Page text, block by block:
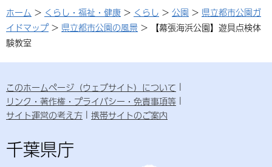
ホーム > くらし・福祉・健康 > くらし > 公園 > 県立都市公園ガ
イドマップ> 県立都市公園の風景 > 【幕張海浜公園】遊具点検体
験教室
このホームページ（ウェブサイト）について
リンク・著作権・プライバシー・免責事項等
サイト運営の考え方
携帯サイトのご案内
千葉県庁